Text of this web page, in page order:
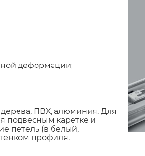
деформации;
ПВХ, алюминия. Для
подвесным каретке и
петель (в белый,
профиля.